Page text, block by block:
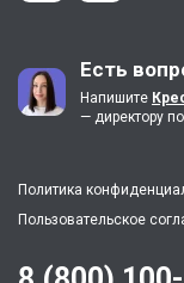
Есть
Напишите
— директору
Политика
Пользовательское